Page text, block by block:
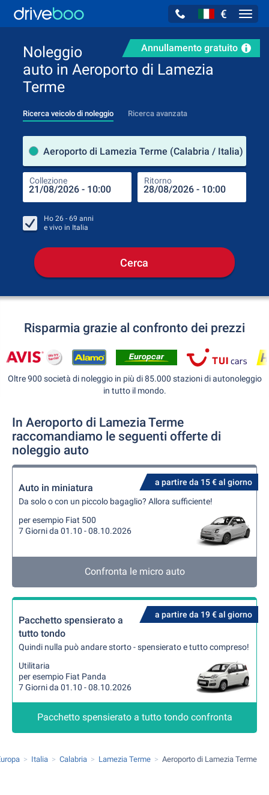
€
Annullamento gratuito
Noleggio
auto in Aeroporto di Lamezia
Terme
Ricerca veicolo di noleggio Ricerca avanzata
Aeroporto di Lamezia Terme (Calabria / Italia)
Collezione Ritorno
Ho 26 - 69 anni
e vivo in Italia
Cerca
Risparmia grazie al confronto dei prezzi
Oltre 900 società di noleggio in più di 85.000 stazioni di autonoleggio
in tutto il mondo.
In Aeroporto di Lamezia Terme
raccomandiamo le seguenti offerte di
noleggio auto
a partire da 15 € al giorno
Auto in miniatura
Da solo o con un piccolo bagaglio? Allora sufficiente!
per esempio Fiat 500
7 Giorni da 01.10 - 08.10.2026
Confronta le micro auto
a partire da 19 € al giorno
Pacchetto spensierato a
tutto tondo
Quindi nulla può andare storto - spensierato e tutto compreso!
Utilitaria
per esempio Fiat Panda
7 Giorni da 01.10 - 08.10.2026
Pacchetto spensierato a tutto tondo confronta
Italia Calabria Lamezia Terme Aeroporto di Lamezia Terme